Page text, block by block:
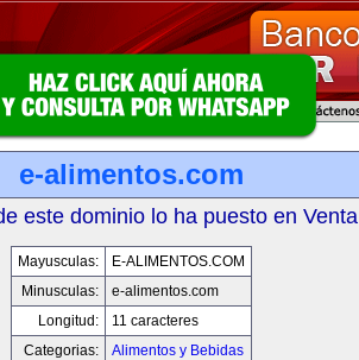
e-alimentos.com
este dominio lo ha puesto en Venta
Mayusculas:
E-ALIMENTOS.COM
Minusculas:
e-alimentos.com
Longitud:
11 caracteres
Categorias:
Alimentos y Bebidas